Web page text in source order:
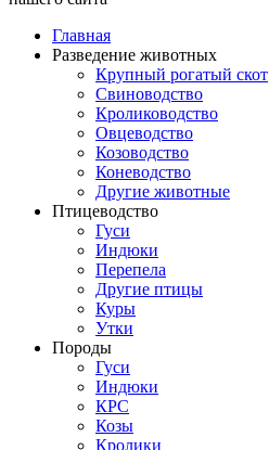
Главная
Разведение животных
Крупный рогатый скот
Свиноводство
Кролиководство
Овцеводство
Козоводство
Коневодство
Другие животные
Птицеводство
Гуси
Индюки
Перепела
Другие птицы
Куры
Утки
Породы
Гуси
Индюки
КРС
Козы
Кролики